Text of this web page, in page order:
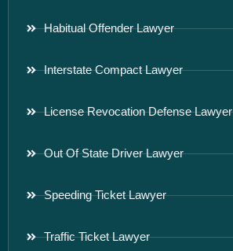
Habitual Offender Lawyer
Interstate Compact Lawyer
License Revocation Defense Lawyer
Out Of State Driver Lawyer
Speeding Ticket Lawyer
Traffic Ticket Lawyer